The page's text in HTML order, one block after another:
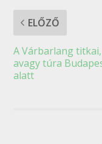
ELŐZŐ
A Várbarlang titkai,
avagy túra
alatt